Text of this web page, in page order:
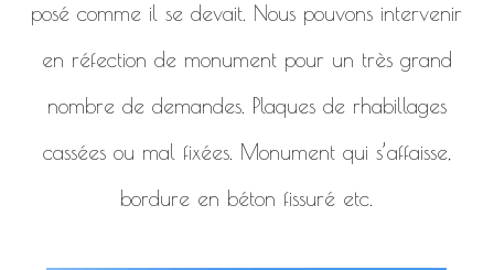
posé comme il se devait. Nous pouvons intervenir
en réfection de monument pour un très grand
nombre de demandes. Plaques de rhabillages
cassées ou mal fixées. Monument qui s’affaisse,
bordure en béton fissuré etc.